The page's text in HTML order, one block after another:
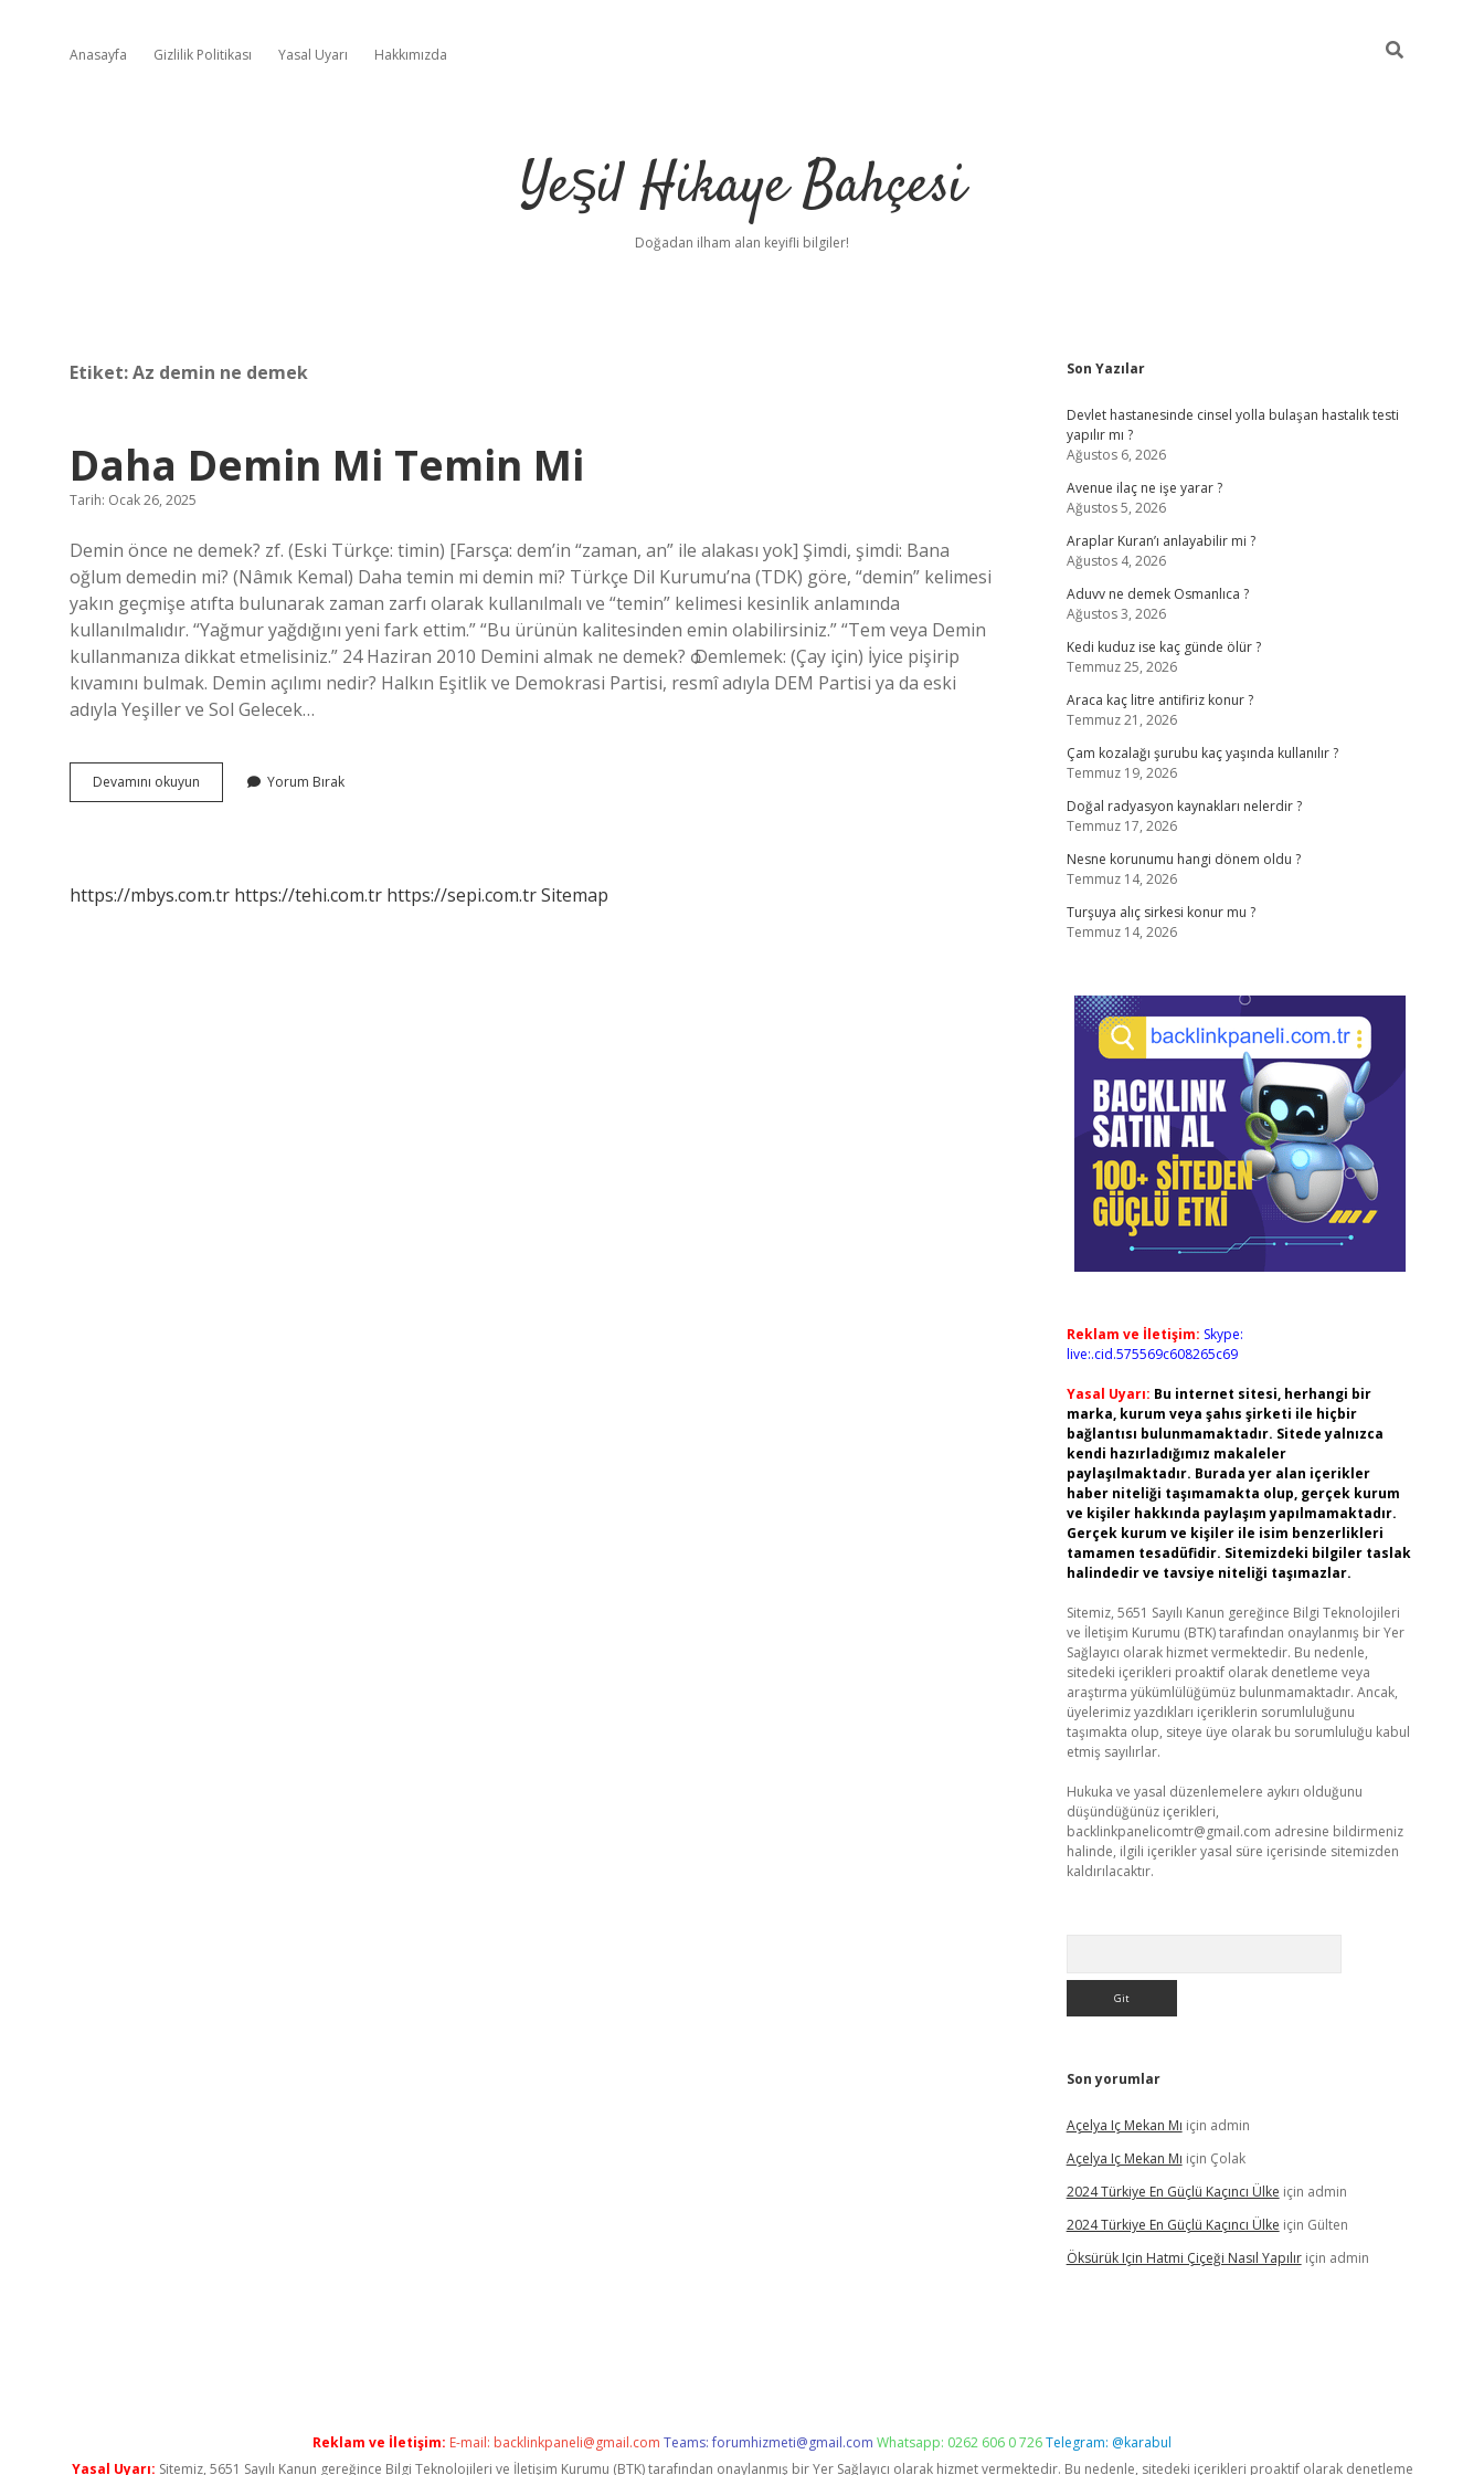
Anasayfa Gizlilik Politikası Yasal Uyarı Hakkımızda
Yeşil Hikaye Bahçesi
Doğadan ilham alan keyifli bilgiler!
Etiket:Az demin ne demek
Daha Demin Mi Temin Mi
Tarih: Ocak 26, 2025
Demin önce ne demek? zf. (Eski Türkçe: tіmin) [Farsça: dem’in “zaman, an” ile alakası yok] Şimdi, şimdi: Bana
oğlum demedin mi? (Nâmık Kemal) Daha temin mi demin mi? Türkçe Dil Kurumu’na (TDK) göre, “demin” kelimesi
yakın geçmişe atıfta bulunarak zaman zarfı olarak kullanılmalı ve “temin” kelimesi kesinlik anlamında
kullanılmalıdır. “Yağmur yağdığını yeni fark ettim.” “Bu ürünün kalitesinden emin olabilirsiniz.” “Tem veya Demin
kullanmanıza dikkat etmelisiniz.” 24 Haziran 2010 Demini almak ne demek? ѻ Demlemek: (Çay için) İyice pişirip
kıvamını bulmak. Demin açılımı nedir? Halkın Eşitlik ve Demokrasi Partisi, resmî adıyla DEM Partisi ya da eski
adıyla Yeşiller ve Sol Gelecek…
Devamını okuyun
Demin
Yorum Bırak
https://mbys.com.tr https://tehi.com.tr https://sepi.com.trSitemap
Sidebar
Son Yazılar
Devlet hastanesinde cinsel yolla bulaşan hastalık testi
yapılır mı ?
Ağustos 6, 2026
Avenue ilaç ne işe yarar ?
Ağustos 5, 2026
Araplar Kuran’ı anlayabilir mi ?
Ağustos 4, 2026
Aduvv ne demek Osmanlıca ?
Ağustos 3, 2026
Kedi kuduz ise kaç günde ölür ?
Temmuz 25, 2026
Araca kaç litre antifiriz konur ?
Temmuz 21, 2026
Çam kozalağı şurubu kaç yaşında kullanılır ?
Temmuz 19, 2026
Doğal radyasyon kaynakları nelerdir ?
Temmuz 17, 2026
Nesne korunumu hangi dönem oldu ?
Temmuz 14, 2026
Turşuya alıç sirkesi konur mu ?
Temmuz 14, 2026
Reklam ve İletişim: Skype:
live:.cid.575569c608265c69
Yasal Uyarı: Bu internet sitesi, herhangi bir
marka, kurum veya şahıs şirketi ile hiçbir
bağlantısı bulunmamaktadır. Sitede yalnızca
kendi hazırladığımız makaleler
paylaşılmaktadır. Burada yer alan içerikler
haber niteliği taşımamakta olup, gerçek kurum
ve kişiler hakkında paylaşım yapılmamaktadır.
Gerçek kurum ve kişiler ile isim benzerlikleri
tamamen tesadüfidir. Sitemizdeki bilgiler taslak
halindedir ve tavsiye niteliği taşımazlar.
Sitemiz, 5651 Sayılı Kanun gereğince Bilgi Teknolojileri
ve İletişim Kurumu (BTK) tarafından onaylanmış bir Yer
Sağlayıcı olarak hizmet vermektedir. Bu nedenle,
sitedeki içerikleri proaktif olarak denetleme veya
araştırma yükümlülüğümüz bulunmamaktadır. Ancak,
üyelerimiz yazdıkları içeriklerin sorumluluğunu
taşımakta olup, siteye üye olarak bu sorumluluğu kabul
etmiş sayılırlar.
Hukuka ve yasal düzenlemelere aykırı olduğunu
düşündüğünüz içerikleri,
backlinkpanelicomtr@gmail.com adresine bildirmeniz
halinde, ilgili içerikler yasal süre içerisinde sitemizden
kaldırılacaktır.
Son yorumlar
Açelya Iç Mekan Mı için admin
Açelya Iç Mekan Mı için Çolak
2024 Türkiye En Güçlü Kaçıncı Ülke için admin
2024 Türkiye En Güçlü Kaçıncı Ülke için Gülten
Öksürük Için Hatmi Çiçeği Nasıl Yapılıriçin admin
Reklam ve İletişim: E-mail: backlinkpaneli@gmail.com Teams:forumhizmeti@gmail.com Whatsapp: 0262 606 0 726Telegram: @karabul
Yasal Uyarı: Sitemiz, 5651 Sayılı Kanun gereğince Bilgi Teknolojileri ve İletişim Kurumu (BTK) tarafından onaylanmış bir Yer Sağlayıcı olarak hizmet vermektedir. Bu nedenle, sitedeki içerikleri proaktif olarak denetleme